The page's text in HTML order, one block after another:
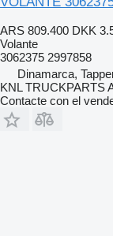
ARS 809.400 DKK
Volante
3062375 2997858
Dinamarca,
KNL TRUCKPARTS
Contacte con el